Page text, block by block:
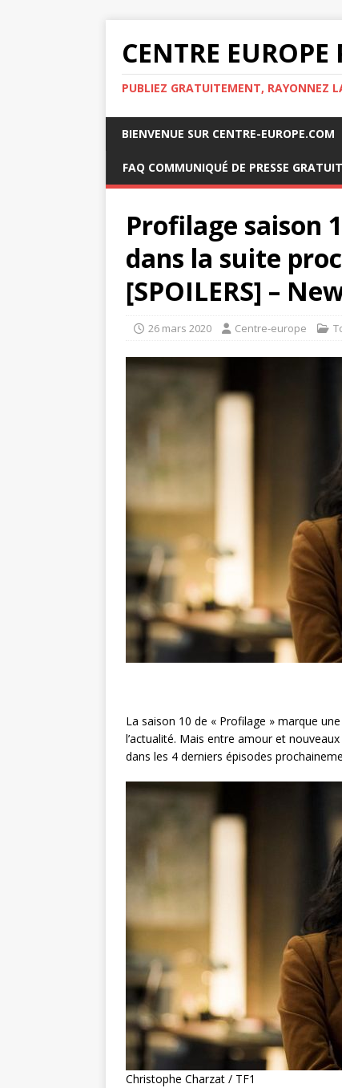
CENTRE EUROPE
PUBLIEZ GRATUITEMENT, RAYONNEZ
BIENVENUE SUR CENTRE-EUROPE.COM
FAQ COMMUNIQUÉ DE PRESSE GRATUIT
Profilage saison
dans la suite
[SPOILERS] –
26 mars 2020 Centre-europe
La saison 10 de « Profilage » marque
l’actualité. Mais entre amour et
dans les 4 derniers épisodes
Christophe Charzat / TF1